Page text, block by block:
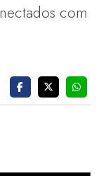
com